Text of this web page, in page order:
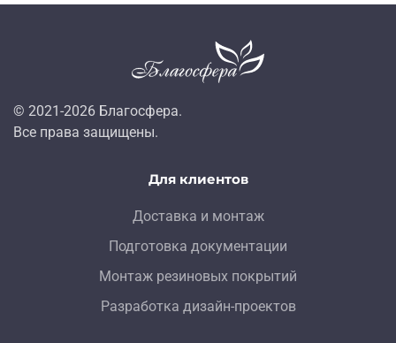
© 2021-2026 Благосфера.
Все права защищены.
Для клиентов
Доставка и монтаж
Подготовка документации
Монтаж резиновых покрытий
Разработка дизайн-проектов